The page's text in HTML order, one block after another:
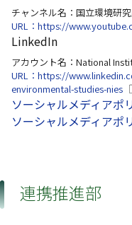
チャンネル名：国立環境研
URL：https://
LinkedIn
アカウント名：National
URL：https://
environmental-studies-nies
ソーシャルメディアポ
ソーシャルメディアポ
連携推進部